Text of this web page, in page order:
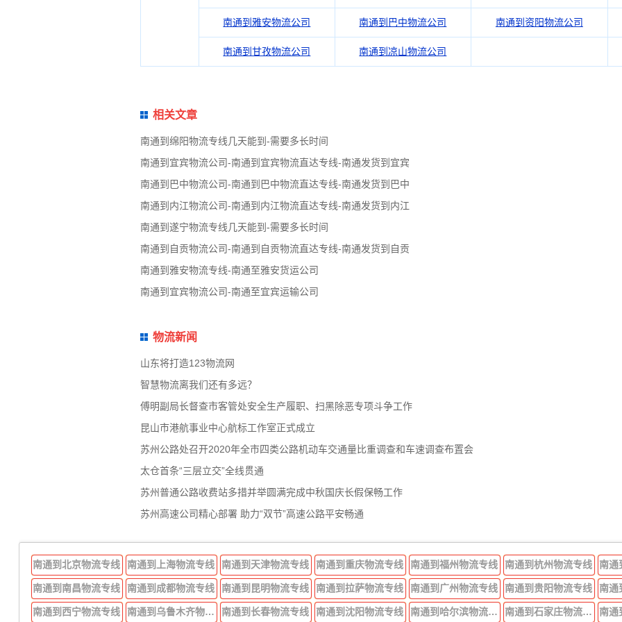
南通到雅安物流公司 南通到巴中物流公司 南通到资阳物流公司
南通到甘孜物流公司 南通到凉山物流公司
相关文章
南通到绵阳物流专线几天能到-需要多长时间
南通到宜宾物流公司-南通到宜宾物流直达专线-南通发货到宜宾
南通到巴中物流公司-南通到巴中物流直达专线-南通发货到巴中
南通到内江物流公司-南通到内江物流直达专线-南通发货到内江
南通到遂宁物流专线几天能到-需要多长时间
南通到自贡物流公司-南通到自贡物流直达专线-南通发货到自贡
南通到雅安物流专线-南通至雅安货运公司
南通到宜宾物流公司-南通至宜宾运输公司
物流新闻
山东将打造123物流网
智慧物流离我们还有多远？
傅明副局长督查市客管处安全生产履职、扫黑除恶专项斗争工作
昆山市港航事业中心航标工作室正式成立
苏州公路处召开2020年全市四类公路机动车交通量比重调查和车速调查布置会
太仓首条“三层立交”全线贯通
苏州普通公路收费站多措并举圆满完成中秋国庆长假保畅工作
苏州高速公司精心部署 助力“双节”高速公路平安畅通
南通到北京物流专线 南通到上海物流专线 南通到天津物流专线 南通到重庆物流专线 南通到福州物流专线 南通到杭州物流专线 南通
南通到南昌物流专线 南通到成都物流专线 南通到昆明物流专线 南通到拉萨物流专线 南通到广州物流专线 南通到贵阳物流专线 南通
南通到西宁物流专线 南通到乌鲁木齐物流专线 南通到长春物流专线 南通到沈阳物流专线 南通到哈尔滨物流专线 南通到石家庄物流专线 南通